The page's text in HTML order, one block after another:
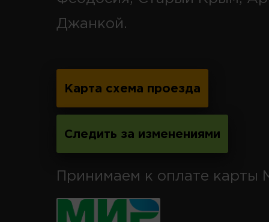
Джанкой.
Карта схема проезда
Следить за изменениями
Принимаем к оплате карты